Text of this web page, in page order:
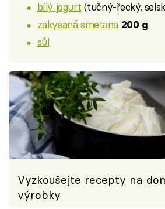
bílý jogurt (tučný-řecký,
zakysaná smetana 200 g
sůl
Vyzkoušejte recepty na
výrobky